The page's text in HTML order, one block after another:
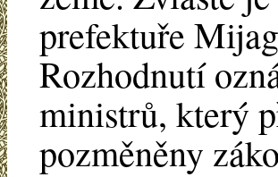
prefektuře
Rozhodnutí
ministrů, který
pozměněny